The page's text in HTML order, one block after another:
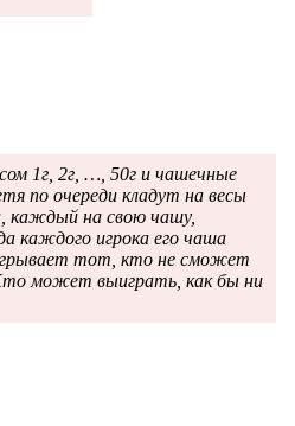
1г, 2г, …, 50г и чашечные
по очереди кладут на весы
каждый на свою чашу,
каждого игрока его чаша
тот, кто не сможет
может выиграть, как бы ни